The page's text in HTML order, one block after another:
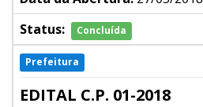
Status:
Concluída
Prefeitura
EDITAL C.P. 01-2018